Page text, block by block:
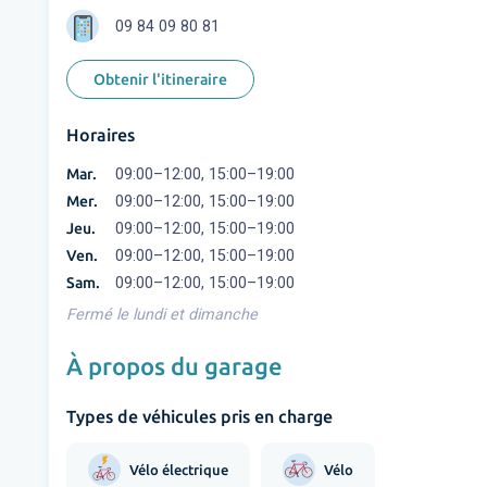
09 84 09 80 81
Obtenir l'itineraire
Horaires
Mar. 09:00–12:00, 15:00–19:00
Mer. 09:00–12:00, 15:00–19:00
Jeu. 09:00–12:00, 15:00–19:00
Ven. 09:00–12:00, 15:00–19:00
Sam.
09:00–12:00, 15:00–19:00
Fermé le lundi et dimanche
À propos du garage
Types de véhicules pris en charge
Vélo électrique Vélo